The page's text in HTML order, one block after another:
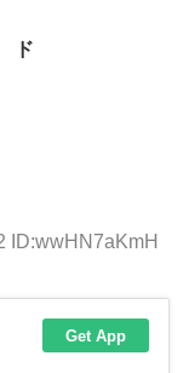
ID:wwHN7aKmH